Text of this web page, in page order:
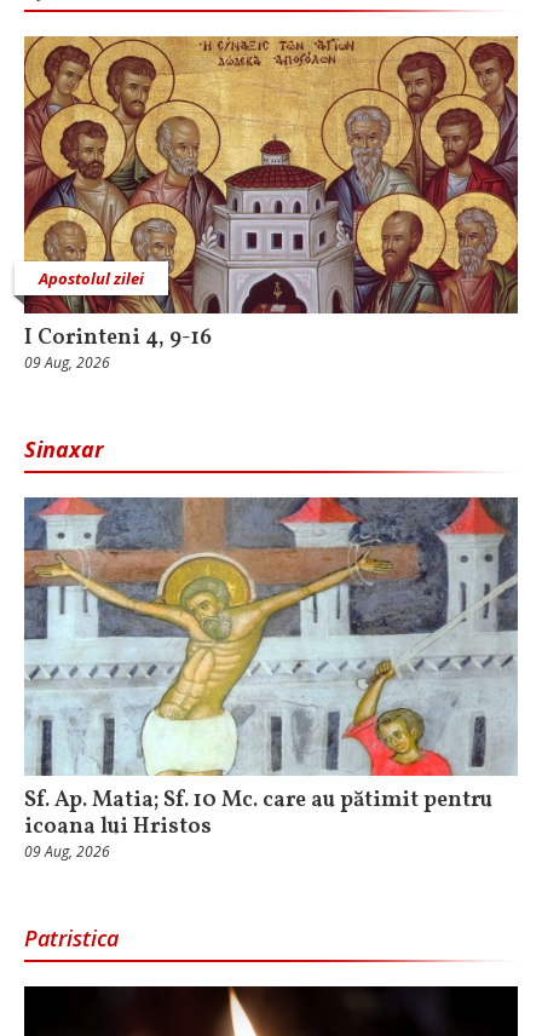
Apostolul zilei
I Corinteni 4, 9-16
09 Aug, 2026
Sinaxar
Sf. Ap. Matia; Sf. 10 Mc. care au pătimit pentru
icoana lui Hristos
09 Aug, 2026
Patristica